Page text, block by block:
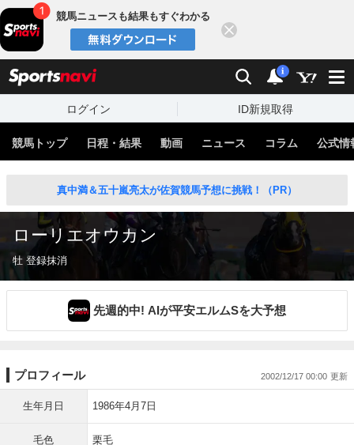
競馬ニュースも結果もすぐわかる
検索 通知
i
ログイン ID新規取得
競馬トップ 日程・結果 動画 ニュース コラム 公式情
真中満＆五十嵐亮太が佐賀競馬予想に挑戦！（PR）
ローリエオウカン
牡 登録抹消
先週的中! AIが平安エルムSを大予想
プロフィール 2002/12/17 00:00
生年月日 1986年4月7日
毛色 栗毛